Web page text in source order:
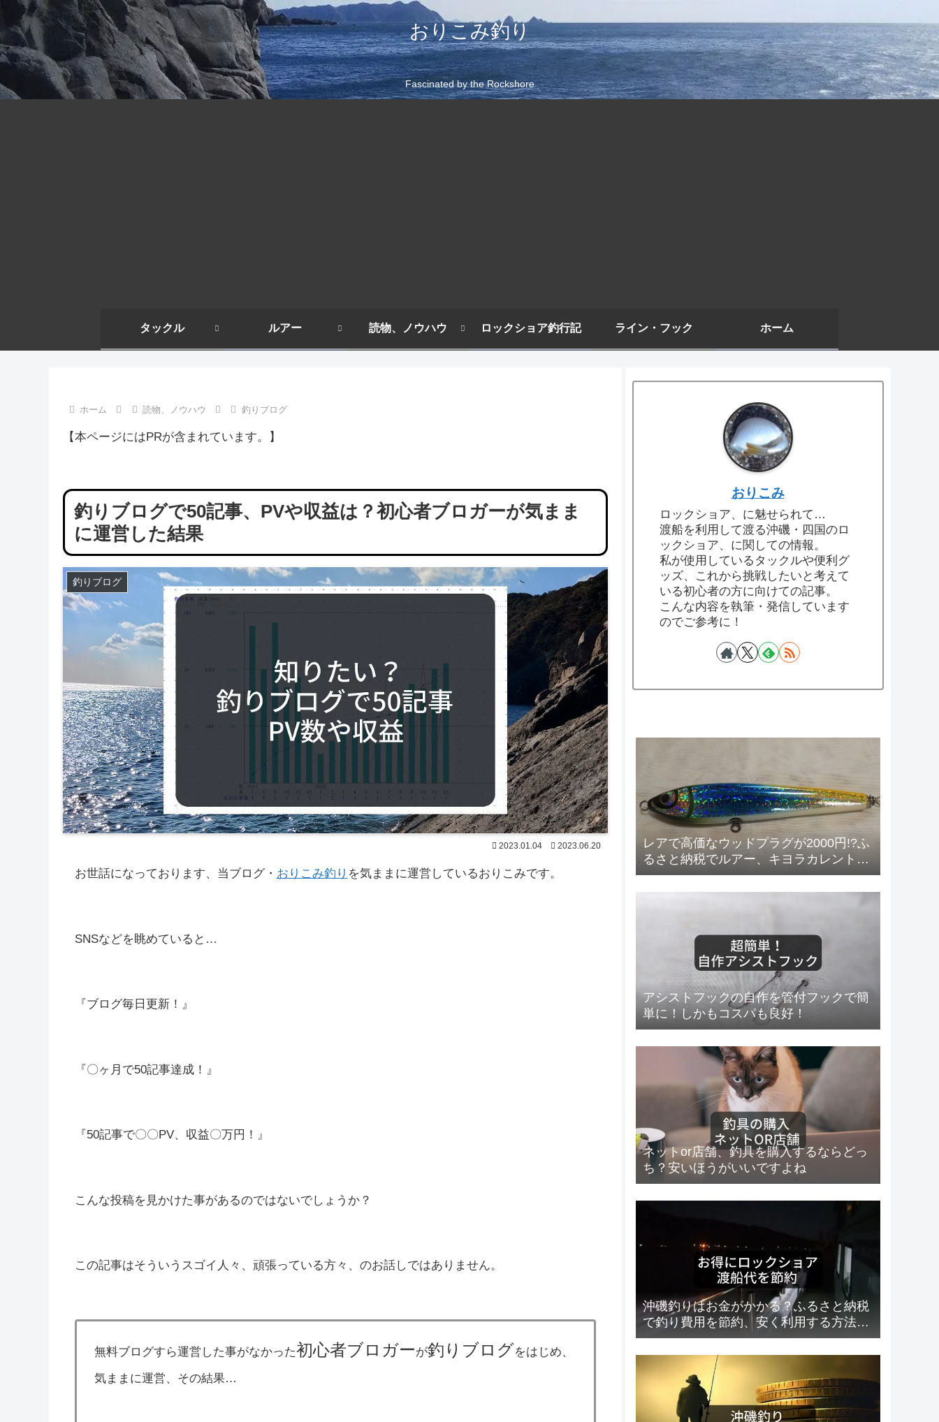
おりこみ釣り
Fascinated by the Rockshore
タックル ルアー 読物、ノウハウ ロックショア釣行記 ライン・フック ホーム
ホーム 読物、ノウハウ 釣りブログ
【本ページにはPRが含まれています。】
釣りブログで50記事、PVや収益は？初心者ブロガーが気まま
に運営した結果
釣りブログ
2023.01.04 2023.06.20
お世話になっております、当ブログ・ おりこみ釣り を気ままに運営しているおりこみです。
SNSなどを眺めていると…
『ブログ毎日更新！』
『〇ヶ月で50記事達成！』
『50記事で〇〇PV、収益〇万円！』
こんな投稿を見かけた事があるのではないでしょうか？
この記事はそういうスゴイ人々、頑張っている方々、のお話しではありません。
無料ブログすら運営した事がなかった初心者ブロガーが釣りブログをはじめ、
気ままに運営、その結果…
おりこみ
ロックショア、に魅せられて…
渡船を利用して渡る沖磯・四国のロ
ックショア、に関しての情報。
私が使用しているタックルや便利グ
ッズ、これから挑戦したいと考えて
いる初心者の方に向けての記事。
こんな内容を執筆・発信しています
のでご参考に！
レアで高価なウッドプラグが2000円!?ふ
るさと納税でルアー、キヨラカレントダ
イバー
アシストフックの自作を管付フックで簡
単に！しかもコスパも良好！
ネットor店舗、釣具を購入するならどっ
ち？安いほうがいいですよね
沖磯釣りはお金がかかる？ふるさと納税
で釣り費用を節約、安く利用する方法で
お得にロックショア！